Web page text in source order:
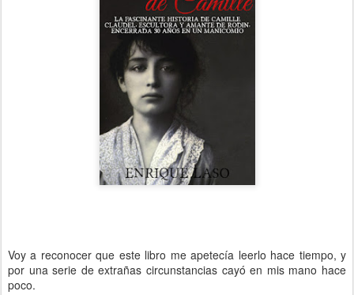
Voy a reconocer que este libro me apetecía leerlo hace tiempo, y
por una serie de extrañas circunstancias cayó en mis mano hace
poco.